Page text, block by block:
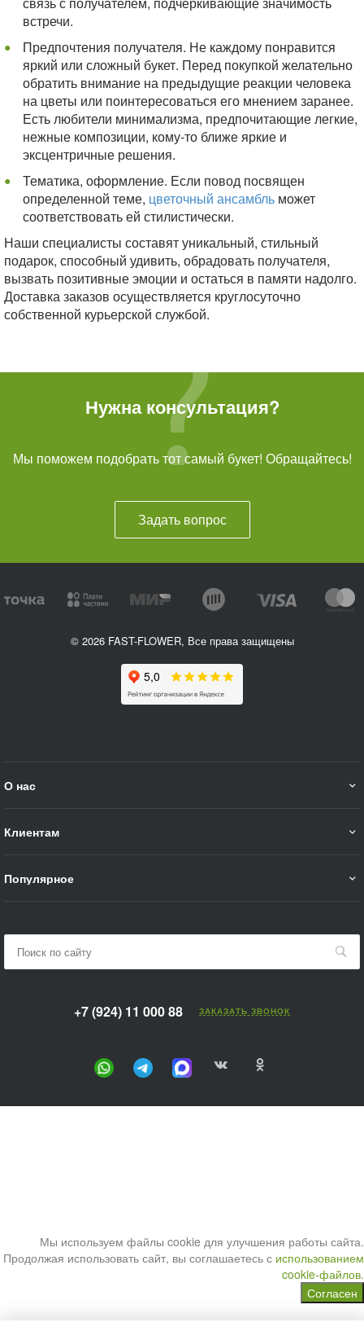
встречи.
Предпочтения получателя. Не каждому понравится
яркий или сложный букет. Перед покупкой желательно
обратить внимание на предыдущие реакции человека
на цветы или поинтересоваться его мнением заранее.
Есть любители минимализма, предпочитающие легкие,
нежные композиции, кому-то ближе яркие и
эксцентричные решения.
Тематика, оформление. Если повод посвящен
определенной теме, цветочный ансамбльможет
соответствовать ей стилистически.
Наши специалисты составят уникальный, стильный
подарок, способный удивить, обрадовать получателя,
вызвать позитивные эмоции и остаться в памяти надолго.
Доставка заказов осуществляется круглосуточно
собственной курьерской службой.
Нужна консультация?
Мы поможем подобрать тот самый букет! Обращайтесь!
Задать вопрос
© 2026 FAST-FLOWER, Все права защищены
О нас
Клиентам
Популярное
+7 (924) 11 000 88 ЗАКАЗАТЬ ЗВОНОК
Мы используем файлы cookie для улучшения работы сайта.
Продолжая использовать сайт, вы соглашаетесь с использованием
cookie-файлов.
Согласен